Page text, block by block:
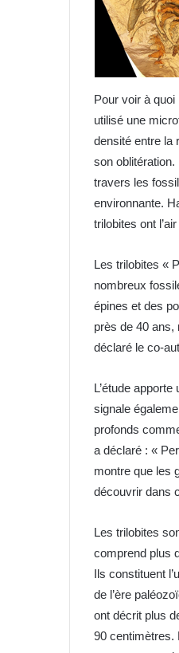
Pour voir à
utilisé une
densité entre la
son
travers les
environnante.
trilobites ont
Les trilobites «
nombreux
épines et des
près de 40 ans,
déclaré le co-
L’étude
signale
profonds
a déclaré : «
montre que les
découvrir dans
Les trilobites
comprend plus
Ils constituent
de l’ère
ont décrit plus
90 centimètres.